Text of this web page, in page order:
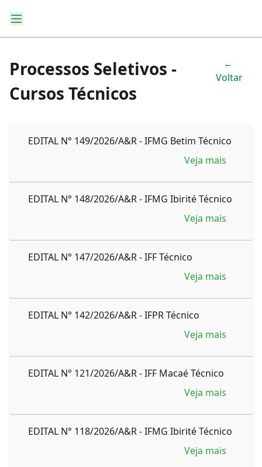
Processos Seletivos -
Cursos Técnicos
←
Voltar
EDITAL N° 149/2026/A&R - IFMG Betim Técnico
Veja mais
EDITAL N° 148/2026/A&R - IFMG Ibirité Técnico
Veja mais
EDITAL N° 147/2026/A&R - IFF Técnico
Veja mais
EDITAL N° 142/2026/A&R - IFPR Técnico
Veja mais
EDITAL N° 121/2026/A&R - IFF Macaé Técnico
Veja mais
EDITAL N° 118/2026/A&R - IFMG Ibirité Técnico
Veja mais